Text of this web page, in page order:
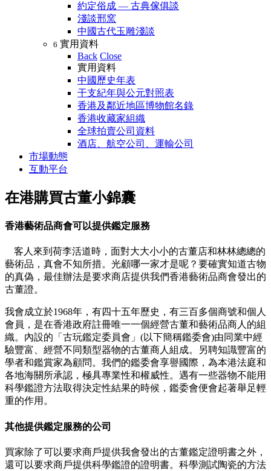
約定俗成 — 古典傢俱談
淺談邢窯
中國古代玉雕淺談
6 實用資料
Back Close
實用資料
中國歷史年表
干支紀年與公元對照表
香港及鄰近地區博物館名錄
香港收藏家組織
全球拍賣公司資料
酒店、航空公司、運輸公司
市場動態
互動平台
在港購買古董小錦囊
香港藝術品商會可以提供鑑定服務
客人來到荷李活道時，面對大大小小的古董店和林林總總的
藝術品，真會不知所措。光顧哪一家才是呢？要確實知道古物
的真偽，最佳辦法是要求商店提供我們香港藝術品商會發出的
古董證。
我會成立於1968年，有四十五年歷史，有三百多個商號和個人
會員，是在香港政府註冊唯一一個經營古董和藝術品商人的組
織。內設的「古玩鑑定委員會」(以下簡稱鑑委會)由同業中經
驗豐富、經營不同類型器物的古董商人組成。另聘知識豐富的
學者和鑑賞家為顧問。我們的鑑委會享譽國際，為本港法庭和
各地海關所承認，極具專業性和權威性。遇有一些器物不能用
科學鑑證方法取得決定性結果的時候，鑑委會便會起著舉足輕
重的作用。
其他提供鑑定服務的公司
買家除了可以要求商戶提供我會發出的古董鑑定證明書之外，
還可以要求商戶提供科學鑑證的證明書。科學測試陶瓷的方法